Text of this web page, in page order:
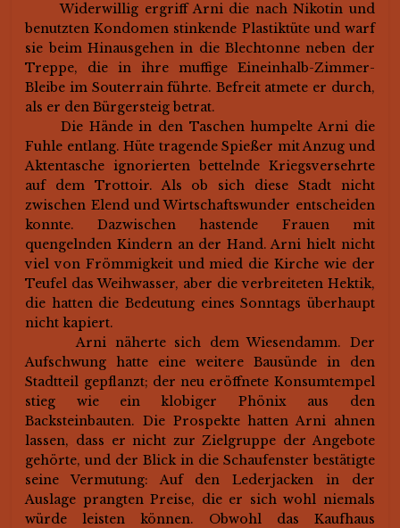
Widerwillig ergriff Arni die nach Nikotin und
benutzten Kondomen stinkende Plastiktüte und warf
sie beim Hinausgehen in die Blechtonne neben der
Treppe, die in ihre muffige Eineinhalb-Zimmer-
Bleibe im Souterrain führte. Befreit atmete er durch,
als er den Bürgersteig betrat.
Die Hände in den Taschen humpelte Arni die
Fuhle entlang. Hüte tragende Spießer mit Anzug und
Aktentasche ignorierten bettelnde Kriegsversehrte
auf dem Trottoir. Als ob sich diese Stadt nicht
zwischen Elend und Wirtschaftswunder entscheiden
konnte. Dazwischen hastende Frauen mit
quengelnden Kindern an der Hand. Arni hielt nicht
viel von Frömmigkeit und mied die Kirche wie der
Teufel das Weihwasser, aber die verbreiteten Hektik,
die hatten die Bedeutung eines Sonntags überhaupt
nicht kapiert.
Arni näherte sich dem Wiesendamm. Der
Aufschwung hatte eine weitere Bausünde in den
Stadtteil gepflanzt; der neu eröffnete Konsumtempel
stieg wie ein klobiger Phönix aus den
Backsteinbauten. Die Prospekte hatten Arni ahnen
lassen, dass er nicht zur Zielgruppe der Angebote
gehörte, und der Blick in die Schaufenster bestätigte
seine Vermutung: Auf den Lederjacken in der
Auslage prangten Preise, die er sich wohl niemals
würde leisten können. Obwohl das Kaufhaus